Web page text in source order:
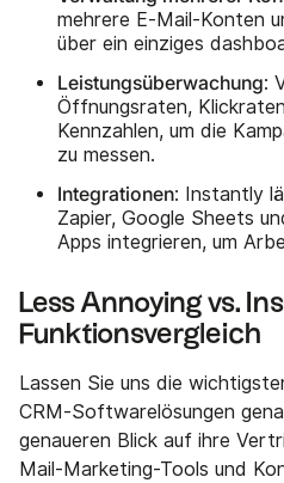
mehrere E-Mail-Konten
über ein einziges
Leistungsüberwachung:
Öffnungsraten,
Kennzahlen, um die
zu messen.
Integrationen: Instantly
Zapier, Google Sheets
Apps integrieren, um
Less Annoying vs.
Funktionsvergleich
Lassen Sie uns die
CRM-Softwarelösungen
genaueren Blick auf ihre
Mail-Marketing-Tools und